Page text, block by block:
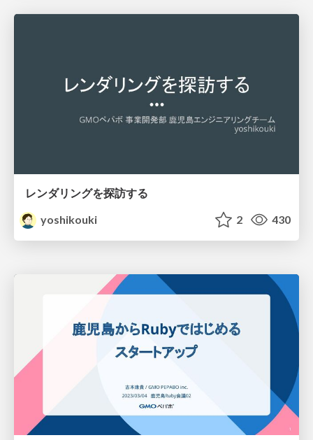
レンダリングを探訪する
yoshikouki
2 430